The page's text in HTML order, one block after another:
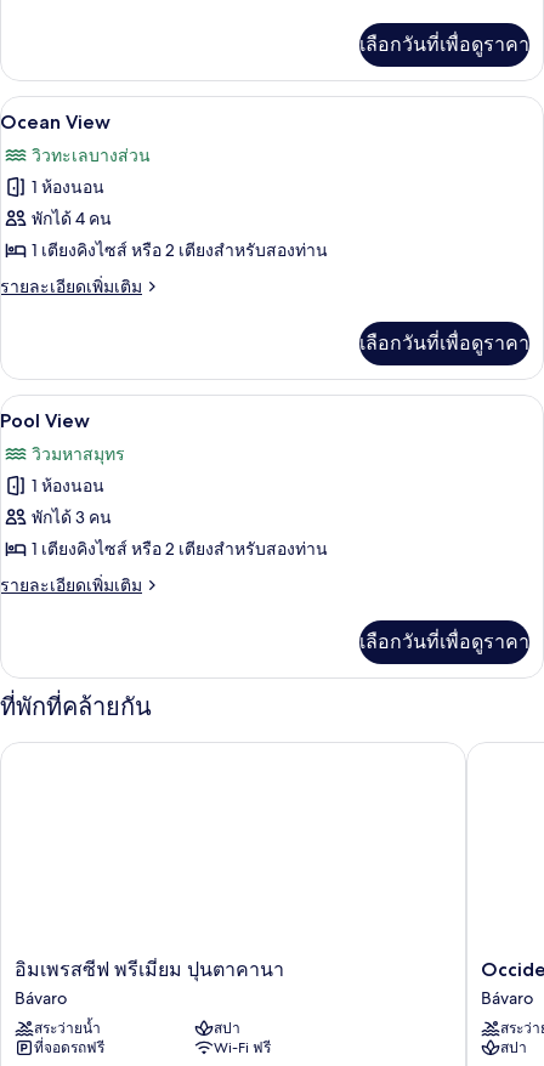
เกี่ยว
กับ
Tropical
เลือกวันที่เพื่อดูราคา
เปิด
ภาพถ่าย
ทั้งหมด
ของ
Ocean
View
4
Ocean View
วิวทะเลบางส่วน
1 ห้องนอน
พักได้ 4 คน
1 เตียงคิงไซส์ หรือ 2 เตียงสำหรับสองท่าน
รายละเอียดเพิ่มเติม
ราย
เกี่ยว
กับ
Ocean
เลือกวันที่เพื่อดูราคา
เปิด
ภาพถ่าย
ทั้งหมด
ของ
Pool
View
มินิบาร์ฟรี, ตู้นิรภัยในห้องพัก, โต๊ะทำง
4
Pool View
วิวมหาสมุทร
1 ห้องนอน
พักได้ 3 คน
1 เตียงคิงไซส์ หรือ 2 เตียงสำหรับสองท่าน
รายละเอียดเพิ่มเติม
ราย
เกี่ยว
กับ
Pool
View
เลือกวันที่เพื่อดูราคา
ที่พักที่คล้ายกัน
อิม
เพ
รส
ซีฟ
พรี
อิมเพรสซีฟ พรีเมี่ยม ปุนตาคานา
Bávaro
สระว่ายน้ำ
สปา
ที่จอดรถฟรี
Wi-Fi ฟรี
อิมเพรสซีฟ พรีเมี่ยม ปุนตาคานา
Caribe
-
All
Inclusive
Bávaro
สระว่
สปา